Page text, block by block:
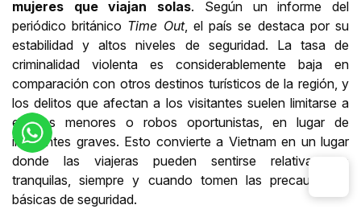
mujeres que viajan solas. Según un informe del
periódico británico Time Out, el país se destaca por su
estabilidad y altos niveles de seguridad. La tasa de
criminalidad violenta es considerablemente baja en
comparación con otros destinos turísticos de la región, y
los delitos que afectan a los visitantes suelen limitarse a
estafas menores o robos oportunistas, en lugar de
incidentes graves. Esto convierte a Vietnam en un lugar
donde las viajeras pueden sentirse relativamente
tranquilas, siempre y cuando tomen las precauciones
básicas de seguridad.